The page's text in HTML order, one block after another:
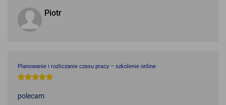
Piotr
Planowanie i rozliczanie czasu pracy – szkolenie online
polecam